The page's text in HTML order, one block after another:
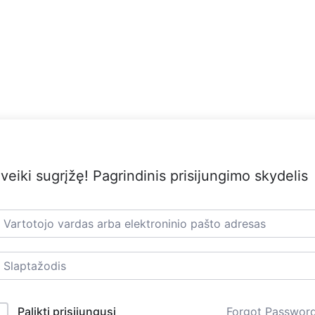
sugrįžę! Pagrindinis prisijungimo skydelis
Palikti prisijungusį Forgot